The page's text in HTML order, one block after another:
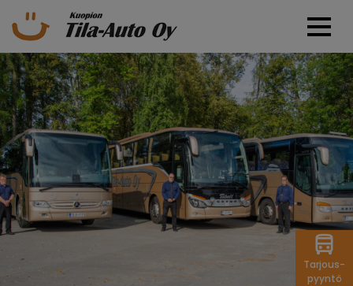
Tarjous-
pyyntö